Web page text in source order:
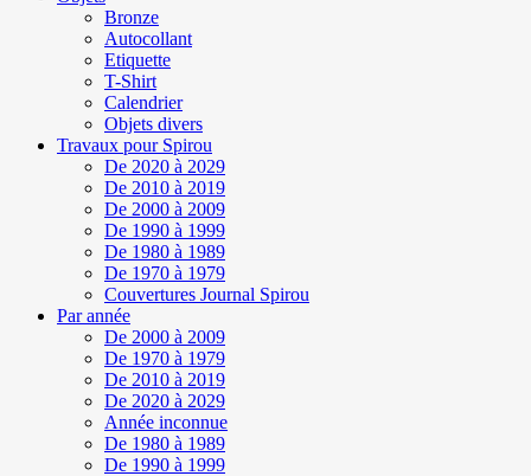
Bronze
Autocollant
Etiquette
T-Shirt
Calendrier
Objets divers
Travaux pour Spirou
De 2020 à 2029
De 2010 à 2019
De 2000 à 2009
De 1990 à 1999
De 1980 à 1989
De 1970 à 1979
Couvertures Journal Spirou
Par année
De 2000 à 2009
De 1970 à 1979
De 2010 à 2019
De 2020 à 2029
Année inconnue
De 1980 à 1989
De 1990 à 1999